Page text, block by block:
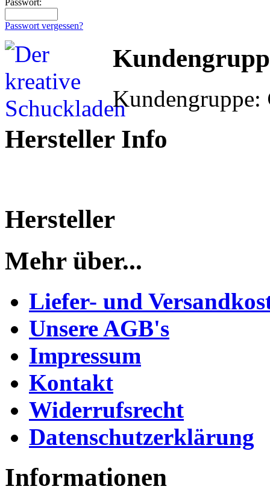
Passwort:
Passwort vergessen?
Kundengruppe:
Hersteller Info
Hersteller
Mehr über...
Liefer- und
Unsere AGB's
Impressum
Kontakt
Widerrufsrecht
Datenschutzerklärung
Informationen